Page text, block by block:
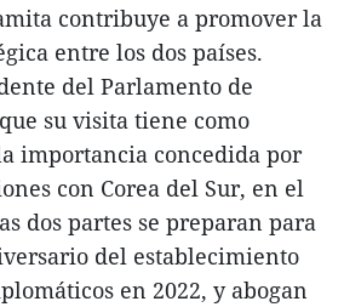
contribuye a promover la
entre los dos países.
del Parlamento de
su visita tiene como
importancia concedida por
con Corea del Sur, en el
dos partes se preparan para
del establecimiento
en 2022, y abogan